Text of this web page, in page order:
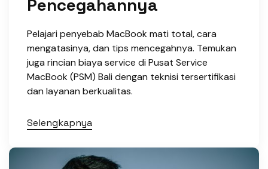
Pencegahannya
Pelajari penyebab MacBook mati total, cara
mengatasinya, dan tips mencegahnya. Temukan
juga rincian biaya service di Pusat Service
MacBook (PSM) Bali dengan teknisi tersertifikasi
dan layanan berkualitas.
Selengkapnya